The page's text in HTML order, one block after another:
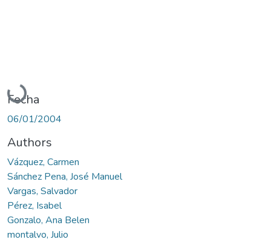
Cargando...
Fecha
06/01/2004
Authors
Vázquez, Carmen
Sánchez Pena, José Manuel
Vargas, Salvador
Pérez, Isabel
Gonzalo, Ana Belen
montalvo, Julio